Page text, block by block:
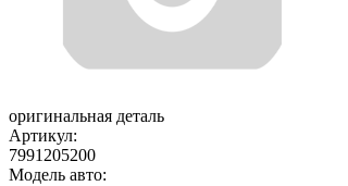
оригинальная деталь
Артикул:
7991205200
Модель авто: